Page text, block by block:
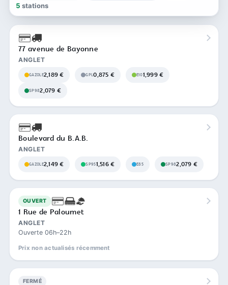
5 stations
77 avenue de Bayonne
ANGLET
GAZOLE2,189 € GPL0,875 € E101,999 €
SP982,079 €
Boulevard du B.A.B.
ANGLET
GAZOLE2,149 € SP951,516 € E85 SP982,079 €
OUVERT
1 Rue de Paloumet
ANGLET
Ouverte 06h–22h
Prix non actualisés récemment
FERMÉ